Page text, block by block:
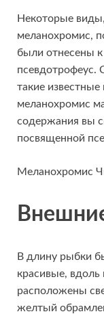
Некоторые
меланохромис,
были отнесены
псевдотрофеус.
такие
меланохромис
содержания вы
посвященной
Меланохромис
В длину рыбки
красивые, вдоль
расположены
желтый